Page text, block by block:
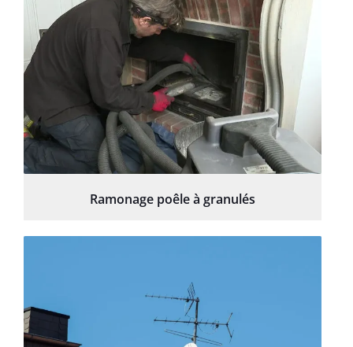
Ramonage poêle à granulés